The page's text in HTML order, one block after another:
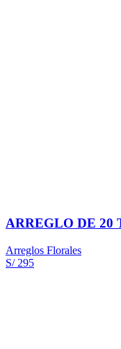
ARREGLO DE 20
Arreglos Florales
S/ 295